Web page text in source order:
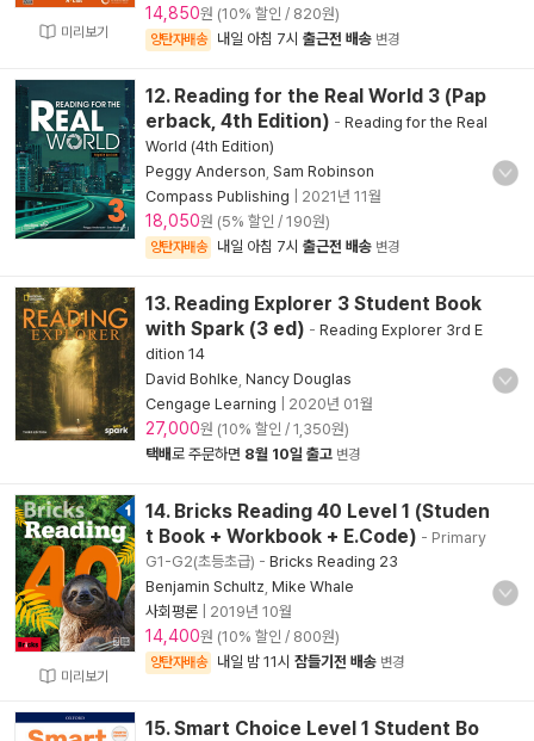
미리보기
14,850원 (10% 할인 / 820원)
양탄자배송 내일 아침 7시 출근전 배송 변경
12. Reading for the Real World 3 (Pap
erback, 4th Edition) - Reading for the Real
World (4th Edition)
Peggy Anderson Sam Robinson
Compass Publishing
2021년 11월
18,050원 (5% 할인 / 190원)
양탄자배송 내일 아침 7시 출근전 배송 변경
13. Reading Explorer 3 Student Book
with Spark (3 ed) - Reading Explorer 3rd E
dition 14
David Bohlke Nancy Douglas
Cengage Learning
2020년 01월
27,000원 (10% 할인 / 1,350원)
택배로 주문하면 8월 10일 출고 변경
미리보기
14. Bricks Reading 40 Level 1 (Studen
t Book + Workbook + E.Code) - Primary
G1-G2(초등초급) - Bricks Reading 23
Benjamin Schultz Mike Whale
사회평론
2019년 10월
14,400원 (10% 할인 / 800원)
양탄자배송 내일 밤 11시 잠들기전 배송 변경
15. Smart Choice Level 1 Student Bo